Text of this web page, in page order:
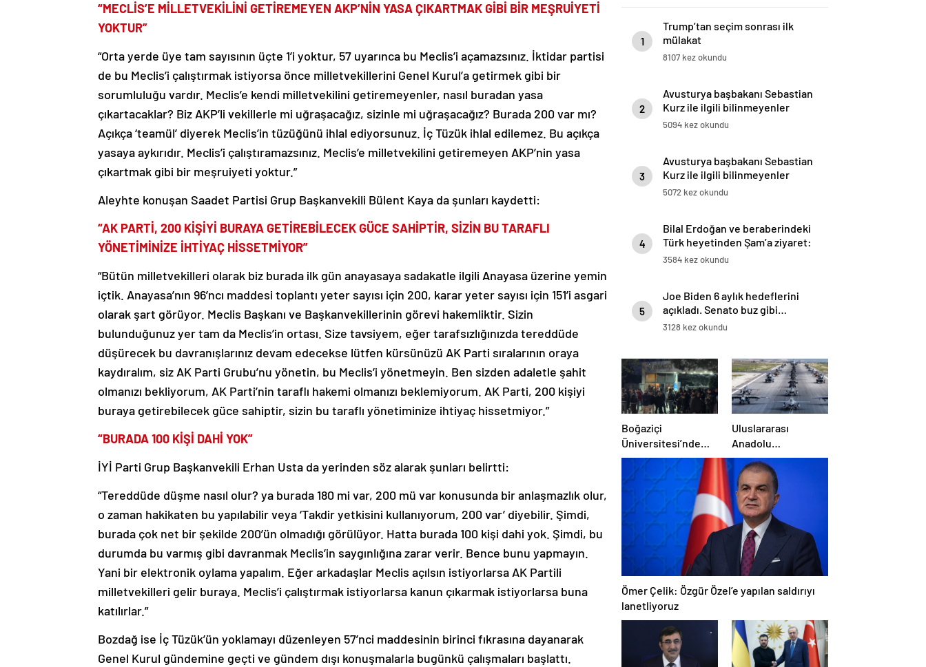
“MECLİS’E MİLLETVEKİLİNİ GETİREMEYEN AKP’NİN YASA ÇIKARTMAK GİBİ BİR MEŞRUİYETİ
YOKTUR”
“Orta yerde üye tam sayısının üçte 1’i yoktur, 57 uyarınca bu Meclis’i açamazsınız. İktidar partisi
de bu Meclis’i çalıştırmak istiyorsa önce milletvekillerini Genel Kurul’a getirmek gibi bir
sorumluluğu vardır. Meclis’e kendi milletvekilini getiremeyenler, nasıl buradan yasa
çıkartacaklar? Biz AKP’li vekillerle mi uğraşacağız, sizinle mi uğraşacağız? Burada 200 var mı?
Açıkça ‘teamül’ diyerek Meclis’in tüzüğünü ihlal ediyorsunuz. İç Tüzük ihlal edilemez. Bu açıkça
yasaya aykırıdır. Meclis’i çalıştıramazsınız. Meclis’e milletvekilini getiremeyen AKP’nin yasa
çıkartmak gibi bir meşruiyeti yoktur.”
Aleyhte konuşan Saadet Partisi Grup Başkanvekili Bülent Kaya da şunları kaydetti:
“AK PARTİ, 200 KİŞİYİ BURAYA GETİREBİLECEK GÜCE SAHİPTİR, SİZİN BU TARAFLI
YÖNETİMİNİZE İHTİYAÇ HİSSETMİYOR”
“Bütün milletvekilleri olarak biz burada ilk gün anayasaya sadakatle ilgili Anayasa üzerine yemin
içtik. Anayasa’nın 96’ncı maddesi toplantı yeter sayısı için 200, karar yeter sayısı için 151’i asgari
olarak şart görüyor. Meclis Başkanı ve Başkanvekillerinin görevi hakemliktir. Sizin
bulunduğunuz yer tam da Meclis’in ortası. Size tavsiyem, eğer tarafsızlığınızda tereddüde
düşürecek bu davranışlarınız devam edecekse lütfen kürsünüzü AK Parti sıralarının oraya
kaydıralım, siz AK Parti Grubu’nu yönetin, bu Meclis’i yönetmeyin. Ben sizden adaletle şahit
olmanızı bekliyorum, AK Parti’nin taraflı hakemi olmanızı beklemiyorum. AK Parti, 200 kişiyi
buraya getirebilecek güce sahiptir, sizin bu taraflı yönetiminize ihtiyaç hissetmiyor.”
“BURADA 100 KİŞİ DAHİ YOK”
İYİ Parti Grup Başkanvekili Erhan Usta da yerinden söz alarak şunları belirtti:
“Tereddüde düşme nasıl olur? ya burada 180 mi var, 200 mü var konusunda bir anlaşmazlık olur,
o zaman hakikaten bu yapılabilir veya ‘Takdir yetkisini kullanıyorum, 200 var’ diyebilir. Şimdi,
burada çok net bir şekilde 200’ün olmadığı görülüyor. Hatta burada 100 kişi dahi yok. Şimdi, bu
durumda bu varmış gibi davranmak Meclis’in saygınlığına zarar verir. Bence bunu yapmayın.
Yani bir elektronik oylama yapalım. Eğer arkadaşlar Meclis açılsın istiyorlarsa AK Partili
milletvekilleri gelir buraya. Meclis’i çalıştırmak istiyorlarsa kanun çıkarmak istiyorlarsa buna
katılırlar.”
Bozdağ ise İç Tüzük’ün yoklamayı düzenleyen 57’nci maddesinin birinci fıkrasına dayanarak
Genel Kurul gündemine geçti ve gündem dışı konuşmalarla bugünkü çalışmaları başlattı.
1
Trump’tan seçim sonrası ilk
mülakat
8107 kez okundu
2
Avusturya başbakanı Sebastian
Kurz ile ilgili bilinmeyenler
5094 kez okundu
3
Avusturya başbakanı Sebastian
Kurz ile ilgili bilinmeyenler
5072 kez okundu
4
Bilal Erdoğan ve beraberindeki
Türk heyetinden Şam’a ziyaret:
Emevi Camii’nde namaz kıldılar
3584 kez okundu
5
Joe Biden 6 aylık hedeflerini
açıkladı. Senato buz gibi…
3128 kez okundu
Boğaziçi
Üniversitesi’nde
polise saldırı: 97
gözaltı
Uluslararası
Anadolu
Ankası-2025
Tatbikatı başladı
Ömer Çelik: Özgür Özel’e yapılan saldırıyı
lanetliyoruz